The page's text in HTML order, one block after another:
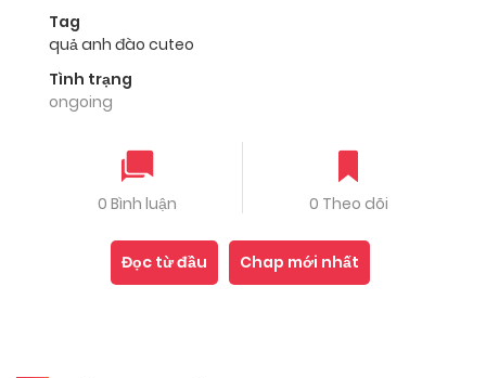
Tag
quả anh đào cuteo
Tình trạng
ongoing
0 Bình luận 0 Theo dõi
Đọc từ đầu Chap mới nhất